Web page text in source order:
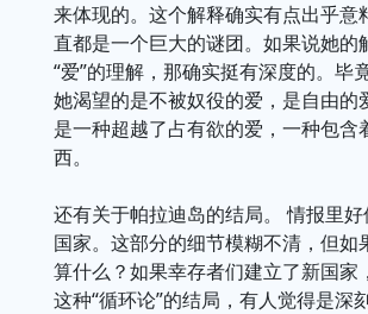
来体现的。这个解释确实有点出乎
直都是一个巨大的谜团。如果说她的
“爱”的理解，那确实挺有深度的。毕
她渴望的是不被奴役的爱，是自由
是一种超越了占有欲的爱，一种包
西。
还有关于帕拉迪岛的结局。 情报里
国家。这部分的细节模糊不清，但
算什么？如果幸存者们建立了新国
这种“循环论”的结局，有人觉得是